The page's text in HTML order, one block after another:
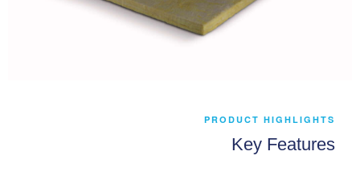
PRODUCT HIGHLIGHTS
Key Features